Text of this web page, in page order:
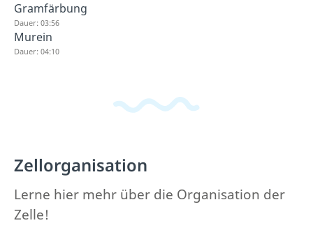
Gramfärbung
Dauer: 03:56
Murein
Dauer: 04:10
Zellorganisation
Lerne hier mehr über die Organisation der
Zelle!